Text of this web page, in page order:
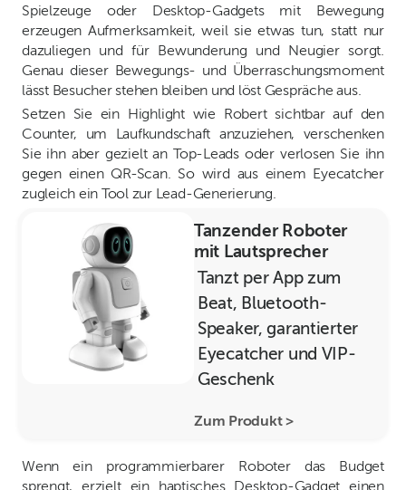
Spielzeuge oder Desktop-Gadgets mit Bewegung
erzeugen Aufmerksamkeit, weil sie etwas tun, statt nur
dazuliegen und für Bewunderung und Neugier sorgt.
Genau dieser Bewegungs- und Überraschungsmoment
lässt Besucher stehen bleiben und löst Gespräche aus.
Setzen Sie ein Highlight wie Robert sichtbar auf den
Counter, um Laufkundschaft anzuziehen, verschenken
Sie ihn aber gezielt an Top-Leads oder verlosen Sie ihn
gegen einen QR-Scan. So wird aus einem Eyecatcher
zugleich ein Tool zur Lead-Generierung.
Tanzender Roboter
mit Lautsprecher
Tanzt per App zum
Beat, Bluetooth-
Speaker, garantierter
Eyecatcher und VIP-
Geschenk
Zum Produkt >
Wenn ein programmierbarer Roboter das Budget